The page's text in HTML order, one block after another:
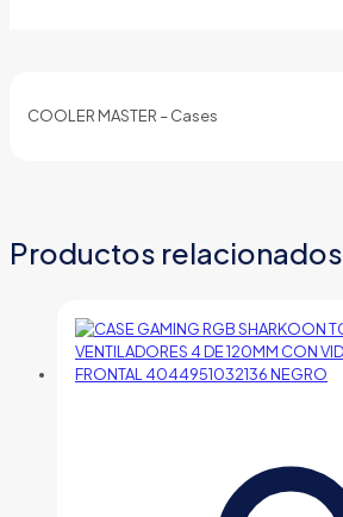
BRONZE
COOLER MASTER – Cases
Productos relacionados